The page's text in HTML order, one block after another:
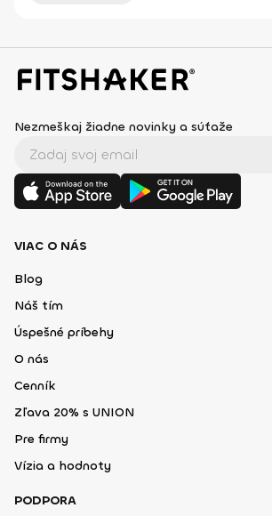
Nezmeškaj žiadne novinky a súťaže
VIAC O NÁS
Blog
Náš tím
Úspešné príbehy
O nás
Cenník
Zľava 20% s UNION
Pre firmy
Vízia a hodnoty
PODPORA